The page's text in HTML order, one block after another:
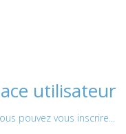
utilisateur
pouvez vous inscrire...